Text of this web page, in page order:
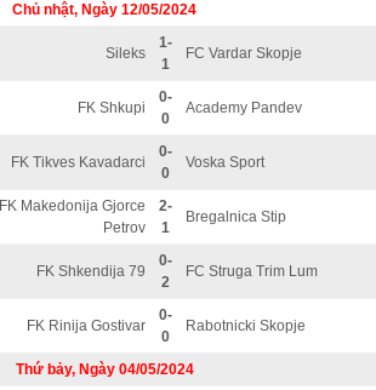
Chủ nhật, Ngày 12/05/2024
Sileks
1-
1
FC Vardar Skopje
FK Shkupi
0-
0
Academy Pandev
FK Tikves Kavadarci
0-
0
Voska Sport
FK Makedonija Gjorce
Petrov
2-
1
Bregalnica Stip
FK Shkendija 79
0-
2
FC Struga Trim Lum
FK Rinija Gostivar
0-
0
Rabotnicki Skopje
Thứ bảy, Ngày 04/05/2024